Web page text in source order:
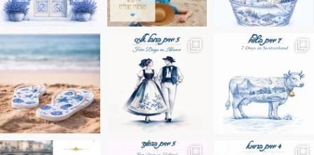
בחבל אלזס צרפת
בחופשה שבו הכל נהיה פשוט יותר. החול, הי
Instagram post
Instagram post 17994326828955248